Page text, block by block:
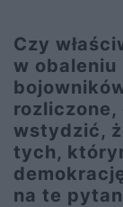
Czy
w obaleniu
rozliczone,
wstydzić,
tych,
na te